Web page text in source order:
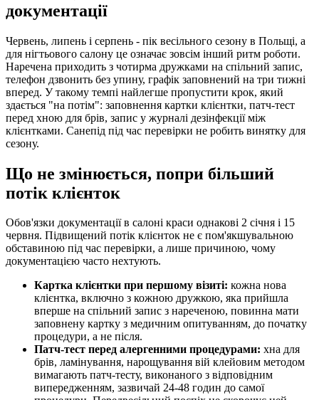
документації
Червень, липень і серпень - пік весільного сезону в Польщі, а
для нігтьового салону це означає зовсім інший ритм роботи.
Наречена приходить з чотирма дружками на спільний запис,
телефон дзвонить без упину, графік заповнений на три тижні
вперед. У такому темпі найлегше пропустити крок, який
здається "на потім": заповнення картки клієнтки, патч-тест
перед хною для брів, запис у журналі дезінфекції між
клієнтками. Санепід під час перевірки не робить винятку для
сезону.
Що не змінюється, попри більший
потік клієнток
Обов'язки документації в салоні краси однакові 2 січня і 15
червня. Підвищений потік клієнток не є пом'якшувальною
обставиною під час перевірки, а лише причиною, чому
документацією часто нехтують.
Картка клієнтки при першому візиті: кожна нова
клієнтка, включно з кожною дружкою, яка прийшла
вперше на спільний запис з нареченою, повинна мати
заповнену картку з медичним опитуванням, до початку
процедури, а не після.
Патч-тест перед алергенними процедурами: хна для
брів, ламінування, нарощування вій клейовим методом
вимагають патч-тесту, виконаного з відповідним
випередженням, зазвичай 24-48 годин до самої